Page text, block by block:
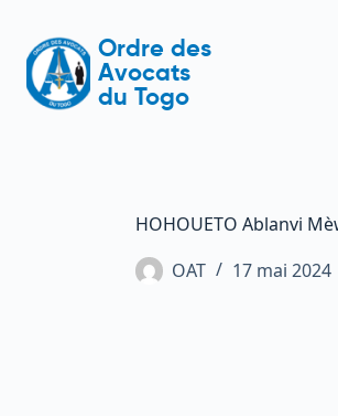
Ordre des
Avocats
du Togo
HOHOUETO Ablanvi
OAT
17 mai 2024